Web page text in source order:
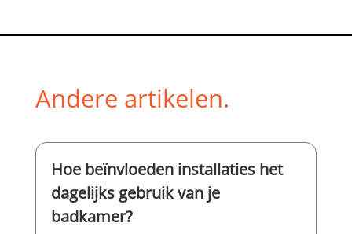
Andere artikelen.
Hoe beïnvloeden installaties het
dagelijks gebruik van je
badkamer?